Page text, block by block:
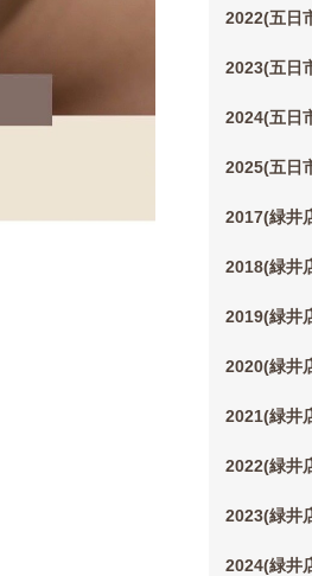
2022(五日
2023(五日
2024(五日
2025(五日
2017(緑井
2018(緑井
2019(緑井
2020(緑井
2021(緑井
2022(緑井
2023(緑井
2024(緑井